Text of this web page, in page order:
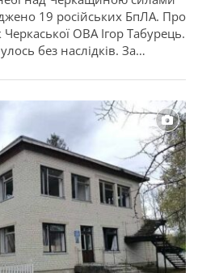
19 російських БпЛА. Про
ОВА Ігор Табурець.
без наслідків. За
пошкоджено дитячий
приватних будинків і лінію
вже […]